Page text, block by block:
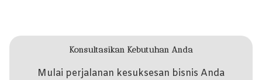
Konsultasikan Kebutuhan Anda
Mulai perjalanan kesuksesan bisnis Anda